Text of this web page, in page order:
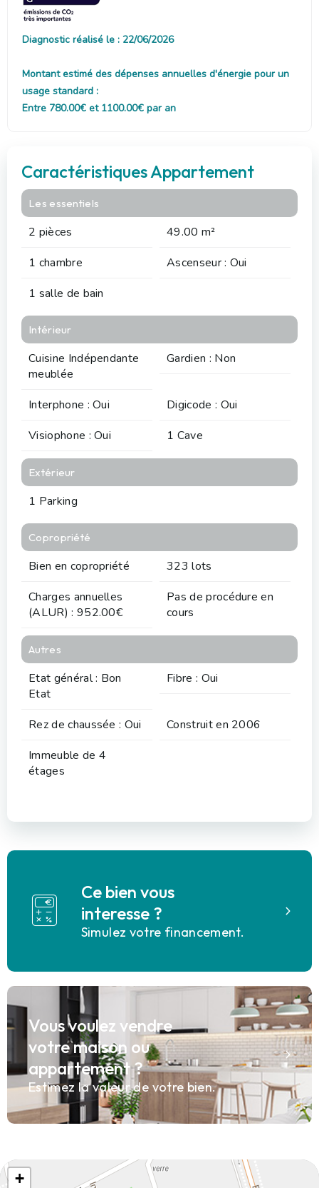
Diagnostic réalisé le : 22/06/2026
Montant estimé des dépenses annuelles d'énergie pour un
usage standard :
Entre 780.00€ et 1100.00€ par an
Caractéristiques Appartement
Les essentiels
2 pièces
49.00 m²
1 chambre
Ascenseur : Oui
1 salle de bain
Intérieur
Cuisine Indépendante
meublée
Gardien : Non
Interphone : Oui
Digicode : Oui
Visiophone : Oui
1 Cave
Extérieur
1 Parking
Copropriété
Bien en copropriété
323 lots
Charges annuelles
(ALUR) : 952.00€
Pas de procédure en
cours
Autres
Etat général : Bon
Etat
Fibre : Oui
Rez de chaussée : Oui
Construit en 2006
Immeuble de 4
étages
Ce bien vous
interesse ?
Simulez votre financement.
Vous voulez vendre
votre maison ou
appartement ?
Estimez la valeur de votre bien.
+